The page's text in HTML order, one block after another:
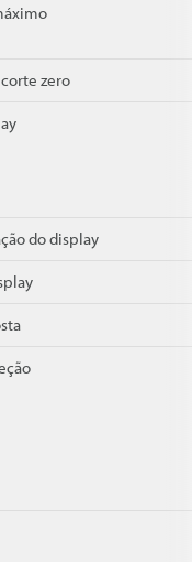
zero
do display